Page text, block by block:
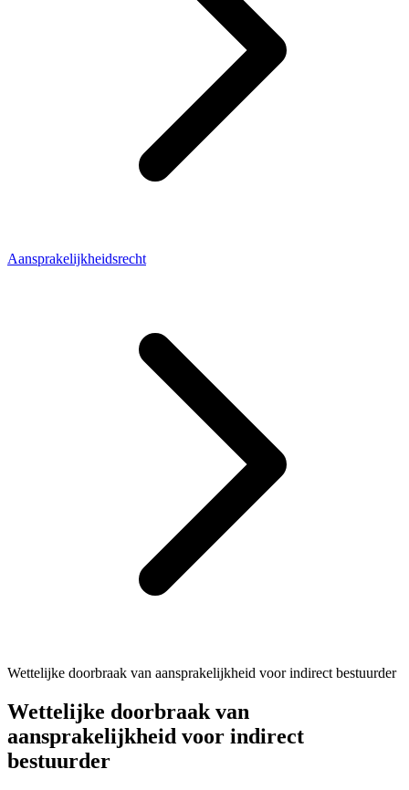
Aansprakelijkheidsrecht
Wettelijke doorbraak van aansprakelijkheid voor indirect bestuurder
Wettelijke doorbraak van
aansprakelijkheid voor indirect
bestuurder